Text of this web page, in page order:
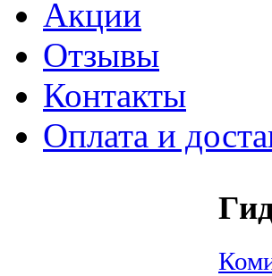
Акции
Отзывы
Контакты
Оплата и